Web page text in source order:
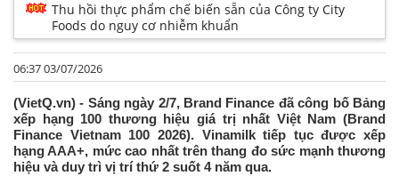
Thu hồi thực phẩm chế biến sẵn của Công ty City
Foods do nguy cơ nhiễm khuẩn
06:37 03/07/2026
(VietQ.vn) - Sáng ngày 2/7, Brand Finance đã công bố Bảng
xếp hạng 100 thương hiệu giá trị nhất Việt Nam (Brand
Finance Vietnam 100 2026). Vinamilk tiếp tục được xếp
hạng AAA+, mức cao nhất trên thang đo sức mạnh thương
hiệu và duy trì vị trí thứ 2 suốt 4 năm qua.